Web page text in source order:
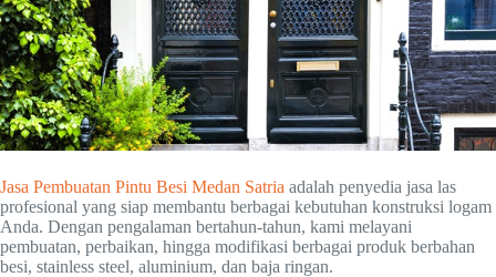
Jasa Pembuatan Pintu Besi Medan Satria adalah penyedia jasa las
profesional yang siap membantu berbagai kebutuhan konstruksi logam
Anda. Dengan pengalaman bertahun-tahun, kami melayani
pembuatan, perbaikan, hingga modifikasi berbagai produk berbahan
besi, stainless steel, aluminium, dan baja ringan.